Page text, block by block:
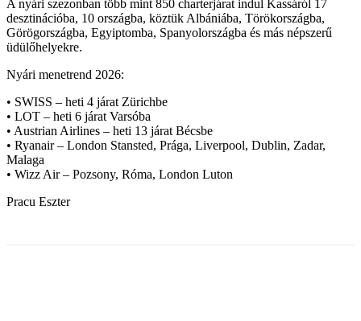
A nyári szezonban több mint 850 charterjárat indul Kassáról 17
desztinációba, 10 országba, köztük Albániába, Törökországba,
Görögországba, Egyiptomba, Spanyolországba és más népszerű
üdülőhelyekre.
Nyári menetrend 2026:
• SWISS – heti 4 járat Zürichbe
• LOT – heti 6 járat Varsóba
• Austrian Airlines – heti 13 járat Bécsbe
• Ryanair – London Stansted, Prága, Liverpool, Dublin, Zadar,
Malaga
• Wizz Air – Pozsony, Róma, London Luton
Pracu Eszter